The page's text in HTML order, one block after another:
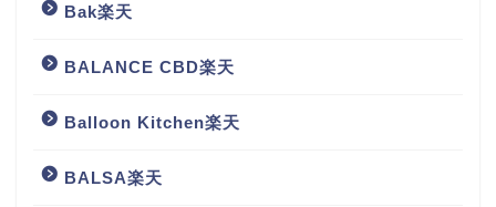
Bak楽天
BALANCE CBD楽天
Balloon Kitchen楽天
BALSA楽天